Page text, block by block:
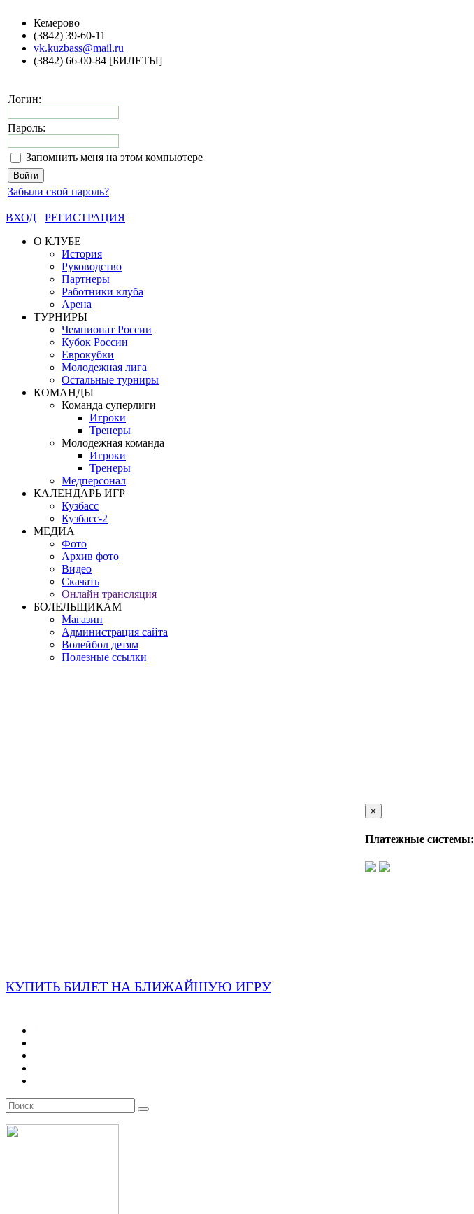
Кемерово
(3842) 39-60-11
vk.kuzbass@mail.ru
(3842) 66-00-84 [БИЛЕТЫ]
Логин:
Пароль:
Запомнить меня на этом компьютере
Забыли свой пароль?
ВХОД
РЕГИСТРАЦИЯ
О КЛУБЕ
История
Руководство
Партнеры
Работники клуба
Арена
ТУРНИРЫ
Чемпионат России
Кубок России
Еврокубки
Молодежная лига
Остальные турниры
КОМАНДЫ
Команда суперлиги
Игроки
Тренеры
Молодежная команда
Игроки
Тренеры
Медперсонал
КАЛЕНДАРЬ ИГР
Кузбасс
Кузбасс-2
МЕДИА
Фото
Архив фото
Видео
Скачать
Онлайн трансляция
БОЛЕЛЬЩИКАМ
Магазин
Администрация сайта
Волейбол детям
Полезные ссылки
×
Платежные системы:
КУПИТЬ БИЛЕТ НА БЛИЖАЙШУЮ ИГРУ